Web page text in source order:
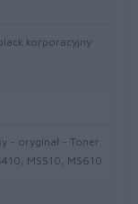
korporacyjny
- oryginał - Toner
MS510, MS610